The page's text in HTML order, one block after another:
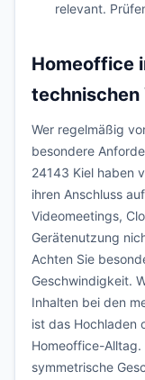
relevant.
Homeoffice
technischen
Wer regelmäßig
besondere
24143 Kiel haben
ihren Anschluss
Videomeetings,
Gerätenutzung
Achten Sie
Geschwindigkeit.
Inhalten bei den
ist das Hochladen
Homeoffice-Alltag.
symmetrische